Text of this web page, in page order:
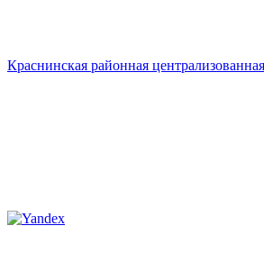
Краснинская районная